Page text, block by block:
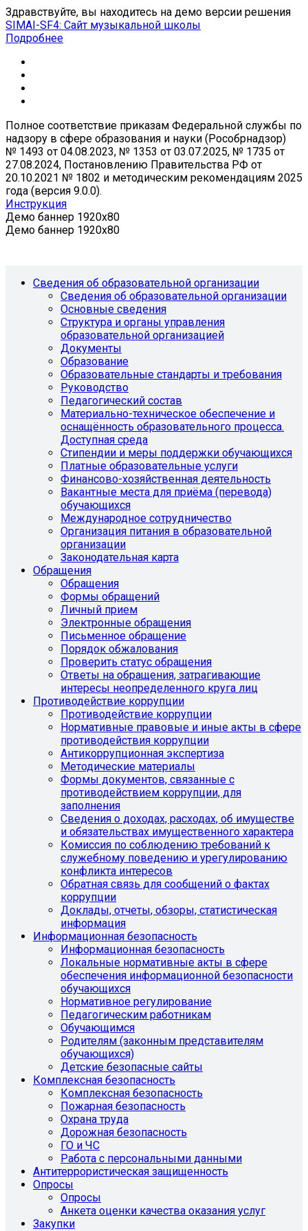
Здравствуйте, вы находитесь на демо версии решения
SIMAI-SF4: Сайт музыкальной школы
Подробнее
Полное соответствие приказам Федеральной службы по
надзору в сфере образования и науки (Рособрнадзор)
№ 1493 от 04.08.2023, № 1353 от 03.07.2025, № 1735 от
27.08.2024, Постановлению Правительства РФ от
20.10.2021 № 1802 и методическим рекомендациям 2025
года (версия 9.0.0).
Инструкция
Демо баннер 1920x80
Демо баннер 1920x80
Сведения об образовательной организации
Сведения об образовательной организации
Основные сведения
Структура и органы управления
образовательной организацией
Документы
Образование
Образовательные стандарты и требования
Руководство
Педагогический состав
Материально-техническое обеспечение и
оснащённость образовательного процесса.
Доступная среда
Стипендии и меры поддержки обучающихся
Платные образовательные услуги
Финансово-хозяйственная деятельность
Вакантные места для приёма (перевода)
обучающихся
Международное сотрудничество
Организация питания в образовательной
организации
Законодательная карта
Обращения
Обращения
Формы обращений
Личный прием
Электронные обращения
Письменное обращение
Порядок обжалования
Проверить статус обращения
Ответы на обращения, затрагивающие
интересы неопределенного круга лиц
Противодействие коррупции
Противодействие коррупции
Нормативные правовые и иные акты в сфере
противодействия коррупции
Антикоррупционная экспертиза
Методические материалы
Формы документов, связанные с
противодействием коррупции, для
заполнения
Сведения о доходах, расходах, об имуществе
и обязательствах имущественного характера
Комиссия по соблюдению требований к
служебному поведению и урегулированию
конфликта интересов
Обратная связь для сообщений о фактах
коррупции
Доклады, отчеты, обзоры, статистическая
информация
Информационная безопасность
Информационная безопасность
Локальные нормативные акты в сфере
обеспечения информационной безопасности
обучающихся
Нормативное регулирование
Педагогическим работникам
Обучающимся
Родителям (законным представителям
обучающихся)
Детские безопасные сайты
Комплексная безопасность
Комплексная безопасность
Пожарная безопасность
Охрана труда
Дорожная безопасность
ГО и ЧС
Работа с персональными данными
Антитеррористическая защищенность
Опросы
Опросы
Анкета оценки качества оказания услуг
Закупки